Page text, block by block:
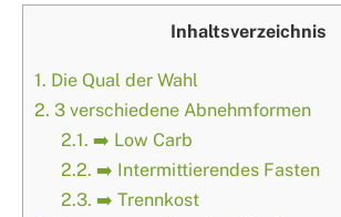
Inhaltsverzeichnis
1. Die Qual der Wahl
2. 3 verschiedene Abnehmformen
2.1. ➡️ Low Carb
2.2. ➡️ Intermittierendes Fasten
2.3. ➡️ Trennkost